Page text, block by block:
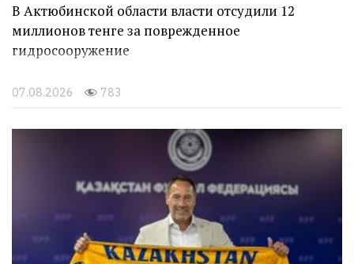
В Актюбинской области власти отсудили 12
миллионов тенге за поврежденное
гидросооружение
07.08.2026 783